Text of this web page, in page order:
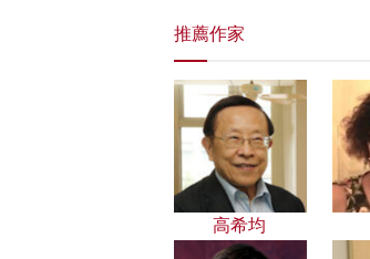
推薦作家
高希均